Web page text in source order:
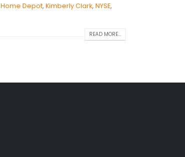
Home Depot, Kimberly Clark, NYSE,
READ MORE...